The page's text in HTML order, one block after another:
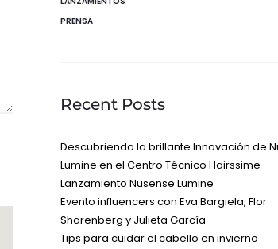
PRENSA
Recent Posts
Descubriendo la brillante Innovación de
Lumine en el Centro Técnico Hairssime
Lanzamiento Nusense Lumine
Evento influencers con Eva Bargiela, Flor
Sharenberg y Julieta García
Tips para cuidar el cabello en invierno